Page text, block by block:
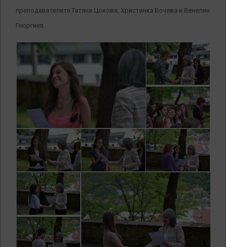
преподавателите Татяна Цокова, Христинка Бочева и Венелин
Георгиев.